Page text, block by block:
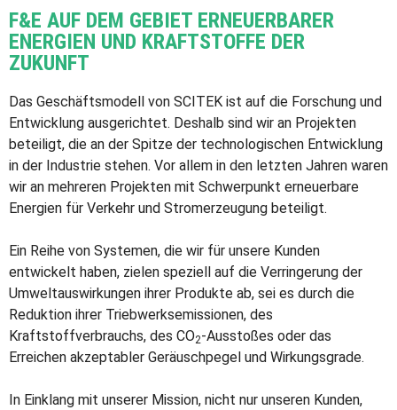
F&E AUF DEM GEBIET ERNEUERBARER
ENERGIEN UND KRAFTSTOFFE DER
ZUKUNFT
Das Geschäftsmodell von SCITEK ist auf die Forschung und
Entwicklung ausgerichtet. Deshalb sind wir an Projekten
beteiligt, die an der Spitze der technologischen Entwicklung
in der Industrie stehen. Vor allem in den letzten Jahren waren
wir an mehreren Projekten mit Schwerpunkt erneuerbare
Energien für Verkehr und Stromerzeugung beteiligt.
Ein Reihe von Systemen, die wir für unsere Kunden
entwickelt haben, zielen speziell auf die Verringerung der
Umweltauswirkungen ihrer Produkte ab, sei es durch die
Reduktion ihrer Triebwerksemissionen, des
Kraftstoffverbrauchs, des CO2-Ausstoßes oder das
Erreichen akzeptabler Geräuschpegel und Wirkungsgrade.
In Einklang mit unserer Mission, nicht nur unseren Kunden,